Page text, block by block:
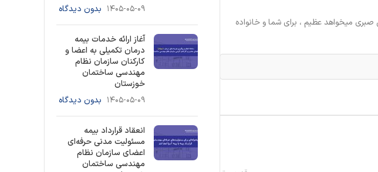
میخواهد عظیم ، برای شما و خانواده
۱۴۰۵-۰۵-۰۹ بدون دیدگاه
آغاز ارائه خدمات بیمه
درمان تکمیلی به اعضا و
کارکنان سازمان نظام
مهندسی ساختمان
خوزستان
۱۴۰۵-۰۵-۰۹ بدون دیدگاه
انعقاد قرارداد بیمه
مسئولیت مدنی حرفه‌ای
اعضای سازمان نظام
مهندسی ساختمان